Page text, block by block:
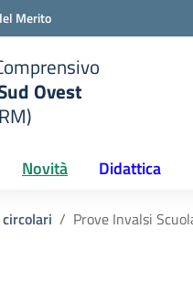
Merito
Ovest
Novità Didattica
circolari Prove Invalsi